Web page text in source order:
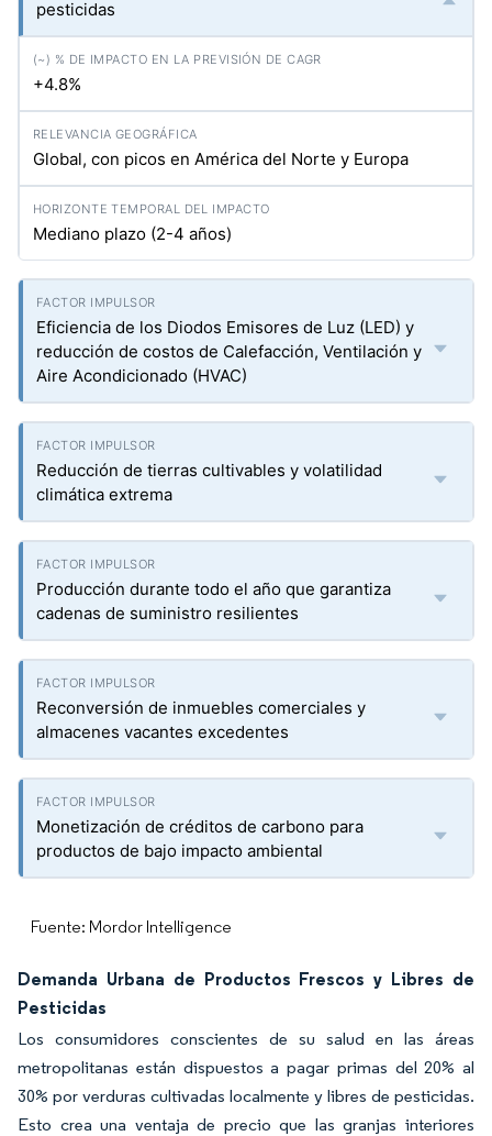
pesticidas
+4.8%
Global, con picos en América del Norte y Europa
Mediano plazo (2-4 años)
Eficiencia de los Diodos Emisores de Luz (LED) y
reducción de costos de Calefacción, Ventilación y
Aire Acondicionado (HVAC)
Reducción de tierras cultivables y volatilidad
climática extrema
Producción durante todo el año que garantiza
cadenas de suministro resilientes
Reconversión de inmuebles comerciales y
almacenes vacantes excedentes
Monetización de créditos de carbono para
productos de bajo impacto ambiental
Fuente: Mordor Intelligence
Demanda Urbana de Productos Frescos y Libres de
Pesticidas
Los consumidores conscientes de su salud en las áreas
metropolitanas están dispuestos a pagar primas del 20% al
30% por verduras cultivadas localmente y libres de pesticidas.
Esto crea una ventaja de precio que las granjas interiores